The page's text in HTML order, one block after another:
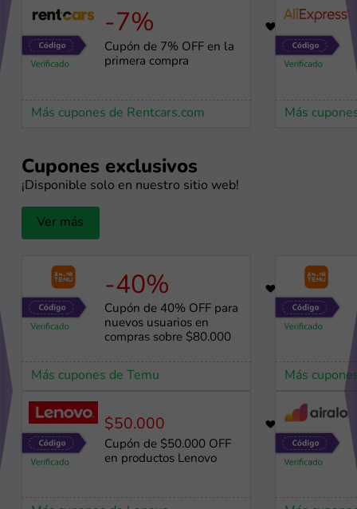
-7%
Cupón de 7% OFF en la
primera compra
Más cupones de Rentcars.com Más
Cupones exclusivos
¡Disponible solo en nuestro sitio web!
Ver más
-40%
Cupón de 40% OFF para
nuevos usuarios en
compras sobre $80.000
Más cupones de Temu
$50.000
Cupón de $50.000 OFF
en productos Lenovo
Más